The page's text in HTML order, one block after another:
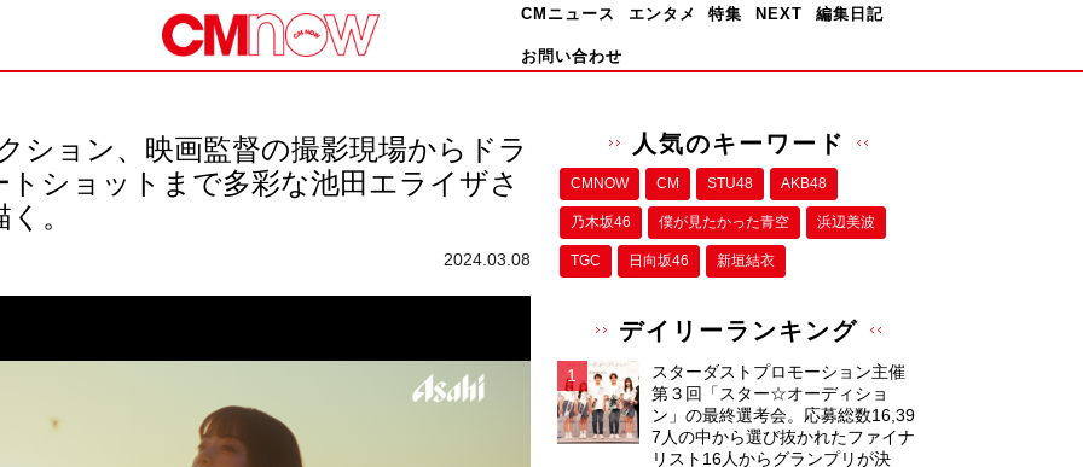
CMニュース エンタメ 特集 NEXT 編集日記
お問い合わせ
ション、映画監督の撮影現場からドラ
ショットまで多彩な池田エライザさ
。
2024.03.08
人気のキーワード
CMNOW CM STU48 AKB48
乃木坂46 僕が⾒たかった⻘空 浜辺美波
TGC 日向坂46 新垣結衣
デイリーランキング
スターダストプロモーション主催
第３回「スター☆オーディショ
ン」の最終選考会。応募総数16,39
7人の中から選び抜かれたファイナ
リスト16人からグランプリが決